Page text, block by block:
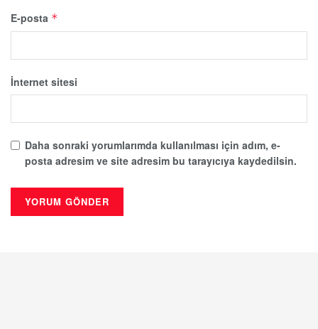
E-posta *
İnternet sitesi
Daha sonraki yorumlarımda kullanılması için adım, e-
posta adresim ve site adresim bu tarayıcıya kaydedilsin.